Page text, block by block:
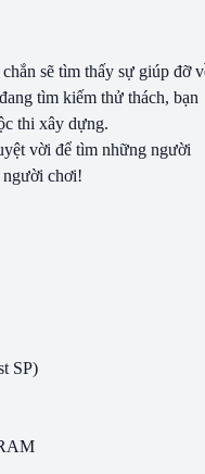
sẽ tìm thấy sự giúp đỡ
tìm kiếm thử thách, bạn
thi xây dựng.
vời để tìm những người
người chơi!
SP)